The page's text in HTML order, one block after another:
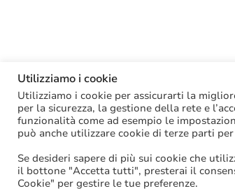
Utilizziamo i cookie
Utilizziamo i cookie per assicurarti la
per la sicurezza, la gestione della rete e
funzionalità come ad esempio le
può anche utilizzare cookie di terze parti
Se desideri sapere di più sui cookie che
il bottone "Accetta tutti", presterai il
Cookie" per gestire le tue preferenze.